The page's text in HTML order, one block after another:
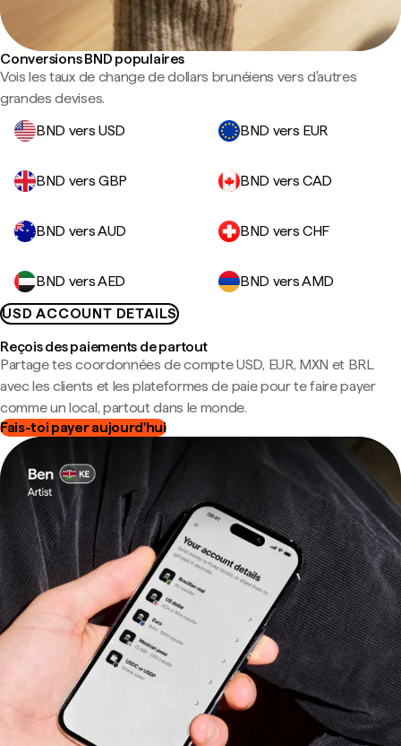
Conversions BND populaires
Vois les taux de change de dollars brunéiens vers d'autres
grandes devises.
BND vers USD
BND vers EUR
BND vers GBP BND vers CAD
BND vers AUD BND vers CHF
BND vers AED
BND vers AMD
USD ACCOUNT DETAILS
Reçois des paiements de partout
Partage tes coordonnées de compte USD, EUR, MXN et BRL
avec les clients et les plateformes de paie pour te faire payer
comme un local, partout dans le monde.
Fais-toi payer aujourd'hui